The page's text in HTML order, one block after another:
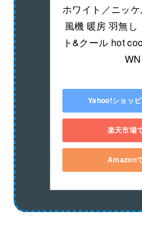
ホワイト／ニッ
風機 暖房 羽無し
ト&クール hot
WN
Yahoo!ショッ
楽天市場
Amazon